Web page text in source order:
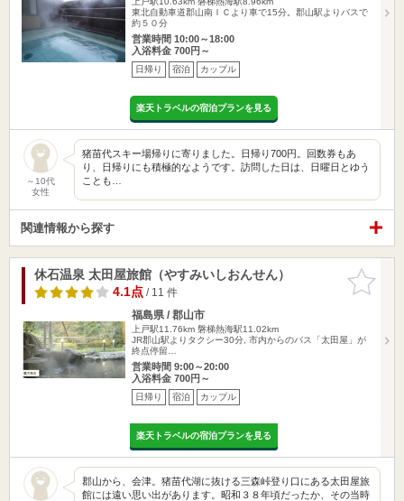
東北自動車道郡山南ＩＣより車で15分。郡山駅よりバスで
約５０分
営業時間 10:00～18:00
入浴料金 700円～
日帰り 宿泊 カップル
楽天トラベルの宿泊プランを見る
～10代
女性
猪苗代スキー場帰りに寄りました。日帰り700円。回数券もあ
り、日帰りにも積極的なようです。訪問した日は、日曜日とゆう
ことも…
関連情報から探す
お気に入
りに追加
休石温泉 太田屋旅館（やすみいしおんせん）
4.1点/ 11 件
福島県 / 郡山市
上戸駅11.76km 磐梯熱海駅11.02km
JR郡山駅よりタクシー30分, 市内からのバス「太田屋」が
終点停留…
営業時間 9:00～20:00
入浴料金 700円～
日帰り 宿泊 カップル
楽天トラベルの宿泊プランを見る
郡山から、会津。猪苗代湖に抜ける三森峠登り口にある太田屋旅
館には遠い思い出があります。昭和３８年頃だったか、その当時